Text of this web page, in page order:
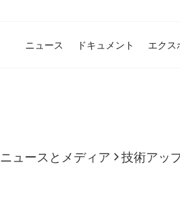
ニュース ドキュメント エクス
ニュースとメディア 技術アッ